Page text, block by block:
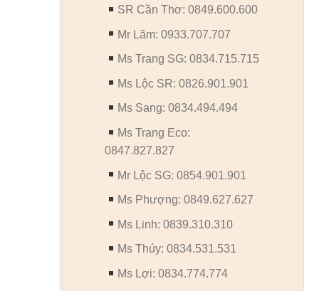
SR Cần Thơ: 0849.600.600
Mr Lãm: 0933.707.707
Ms Trang SG: 0834.715.715
Ms Lộc SR: 0826.901.901
Ms Sang: 0834.494.494
Ms Trang Eco:
0847.827.827
Mr Lộc SG: 0854.901.901
Ms Phượng: 0849.627.627
Ms Linh: 0839.310.310
Ms Thúy: 0834.531.531
Ms Lợi: 0834.774.774